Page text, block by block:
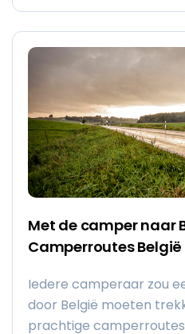
Met de camper naar
Camperroutes België
Iedere camperaar zou
door België moeten
prachtige camperroutes